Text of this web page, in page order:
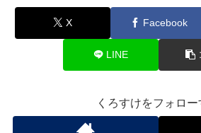
X Facebook
LINE
くろすけをフォロー